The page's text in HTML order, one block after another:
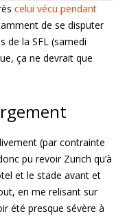
celui vécu pendant
de se disputer
de la SFL (samedi
ça ne devrait que
(par contrainte
pu revoir Zurich qu’à
et le stade avant et
en me relisant sur
été presque sévère à